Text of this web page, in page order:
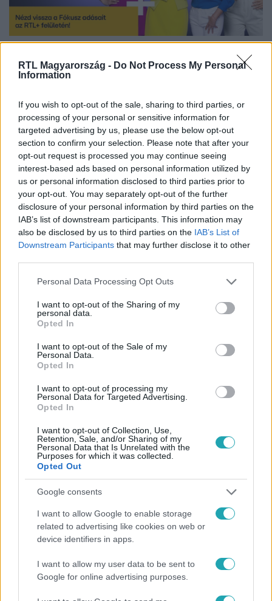
RTL Magyarország - Do Not Process My Personal
Information
If you wish to opt-out of the sale, sharing to third parties, or
processing of your personal or sensitive information for
targeted advertising by us, please use the below opt-out
section to confirm your selection. Please note that after your
opt-out request is processed you may continue seeing
interest-based ads based on personal information utilized by
us or personal information disclosed to third parties prior to
your opt-out. You may separately opt-out of the further
disclosure of your personal information by third parties on the
IAB’s list of downstream participants. This information may
also be disclosed by us to third parties on the IAB’s List of
Downstream Participants that may further disclose it to other
Please note that this website/app uses one or more Google
not limited to your visit or usage behaviour. You may click to
grant or deny consent to Google and its third-party tags to
use your data for below specified purposes in below Google
consent section.
Personal Data Processing Opt Outs
I want to opt-out of the Sharing of my
personal data.
Opted In
I want to opt-out of the Sale of my
Personal Data.
Opted In
I want to opt-out of processing my
Personal Data for Targeted Advertising.
Opted In
I want to opt-out of Collection, Use,
Retention, Sale, and/or Sharing of my
Personal Data that Is Unrelated with the
Purposes for which it was collected.
Opted Out
Google consents
I want to allow Google to enable storage
related to advertising like cookies on web or
device identifiers in apps.
I want to allow my user data to be sent to
Google for online advertising purposes.
Itt állítsd be, hogy az RTL.hu az elsők között
legyen a Google-találatokban!
Kövess minket, és értesülj a friss hírekről a
FÓKUSZ #
ALLAGA TAMÁS # RÁBAI BALÁZS
Népszerű